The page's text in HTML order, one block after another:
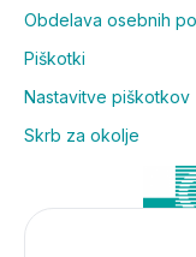
Obdelava osebnih
Piškotki
Nastavitve piškotkov
Skrb za okolje